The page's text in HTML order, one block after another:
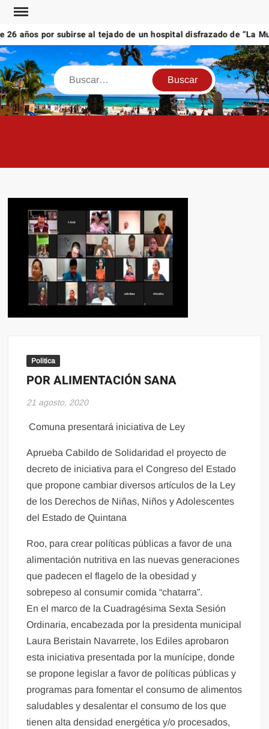
Saltar
contenido
años por subirse al tejado de un hospital disfrazado de “La
Buscar
Politica
POR ALIMENTACIÓN SANA
21 agosto, 2020
Comuna presentará iniciativa de Ley
Aprueba Cabildo de Solidaridad el proyecto de
decreto de iniciativa para el Congreso del Estado
que propone cambiar diversos artículos de la Ley
de los Derechos de Niñas, Niños y Adolescentes
del Estado de Quintana
Roo, para crear políticas públicas a favor de una
alimentación nutritiva en las nuevas generaciones
que padecen el flagelo de la obesidad y
sobrepeso al consumir comida “chatarra”.
En el marco de la Cuadragésima Sexta Sesión
Ordinaria, encabezada por la presidenta municipal
Laura Beristain Navarrete, los Ediles aprobaron
esta iniciativa presentada por la munícipe, donde
se propone legislar a favor de políticas públicas y
programas para fomentar el consumo de alimentos
saludables y desalentar el consumo de los que
tienen alta densidad energética y/o procesados,